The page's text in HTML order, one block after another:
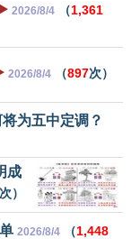
▶️ 2026/8/4 （1,361
2026/8/4 （897次）
为五中定调？
成
次）
2026/8/4 （1,448